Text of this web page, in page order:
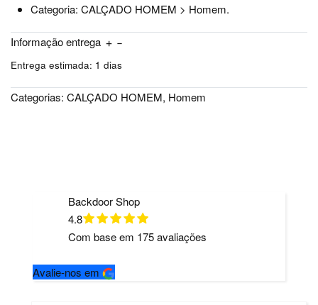
Categoria: CALÇADO HOMEM > Homem.
Informação entrega
Entrega estimada: 1 dias
Categorias: CALÇADO HOMEM, Homem
Backdoor Shop
4.8
Com base em 175avaliações
Avalie-nos em